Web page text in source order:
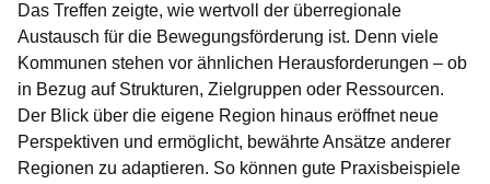
Das Treffen zeigte, wie wertvoll der überregionale
Austausch für die Bewegungsförderung ist. Denn viele
Kommunen stehen vor ähnlichen Herausforderungen – ob
in Bezug auf Strukturen, Zielgruppen oder Ressourcen.
Der Blick über die eigene Region hinaus eröffnet neue
Perspektiven und ermöglicht, bewährte Ansätze anderer
Regionen zu adaptieren. So können gute Praxisbeispiele